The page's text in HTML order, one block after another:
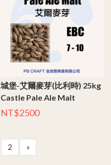
城堡-艾爾麥芽(比利時) 25kg
Castle Pale Ale Malt
NT$2500
2 »